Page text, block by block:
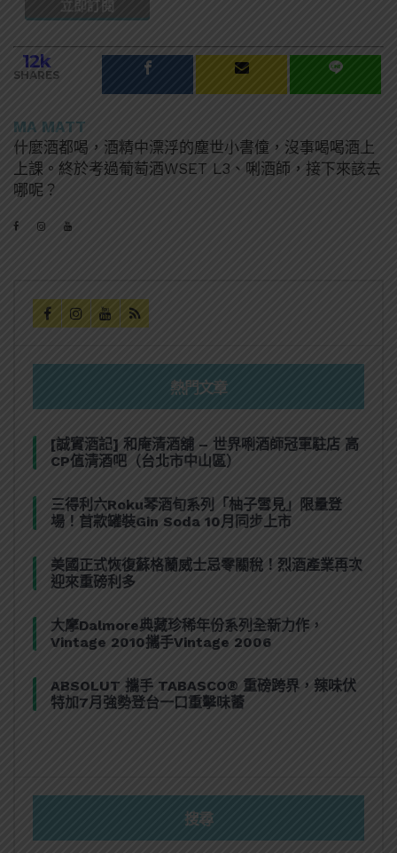
12k
SHARES
MA MATT
什麼酒都喝，酒精中漂浮的塵世小書僮，沒事喝喝酒上
上課。終於考過葡萄酒WSET L3、唎酒師，接下來該去
哪呢？
熱門文章
[誠實酒記] 和庵清酒舖 – 世界唎酒師冠軍駐店 高
CP值清酒吧（台北市中山區）
三得利六Roku琴酒旬系列「柚子雪見」限量登
場！首款罐裝Gin Soda 10月同步上市
美國正式恢復蘇格蘭威士忌零關稅！烈酒產業再次
迎來重磅利多
大摩Dalmore典藏珍稀年份系列全新力作，
Vintage 2010攜手Vintage 2006
ABSOLUT 攜手 TABASCO® 重磅跨界，辣味伏
特加7月強勢登台一口重擊味蕾
搜尋